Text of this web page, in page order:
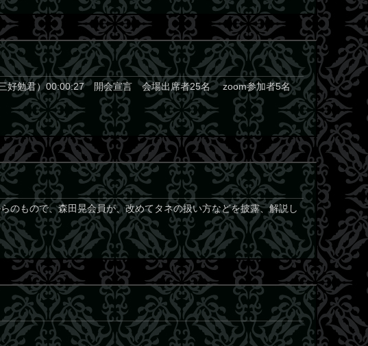
好勉君）00:00:27 開会宣言 会場出席者25名 zoom参加者5名
もので、森田晃会員が、改めてタネの扱い方などを披露、解説し